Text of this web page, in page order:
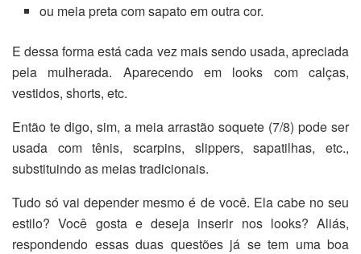
ou meia preta com sapato em outra cor.
E dessa forma está cada vez mais sendo usada, apreciada
pela mulherada. Aparecendo em looks com calças,
vestidos, shorts, etc.
Então te digo, sim, a meia arrastão soquete (7/8) pode ser
usada com tênis, scarpins, slippers, sapatilhas, etc.,
substituindo as meias tradicionais.
Tudo só vai depender mesmo é de você. Ela cabe no seu
estilo? Você gosta e deseja inserir nos looks? Aliás,
respondendo essas duas questões já se tem uma boa